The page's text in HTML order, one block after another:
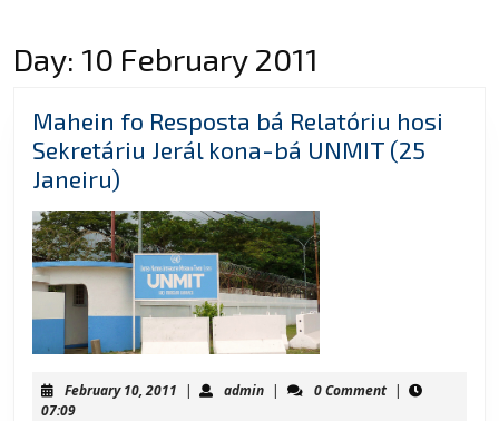
Day: 10 February 2011
Mahein fo Resposta bá Relatóriu hosi
Sekretáriu Jerál kona-bá UNMIT (25
Janeiru)
fo
Resposta
bá
Relatóriu
hosi
Sekretáriu
Jerál
February 10, 2011 February
| adminadmin
| 0 Comment |
07:09